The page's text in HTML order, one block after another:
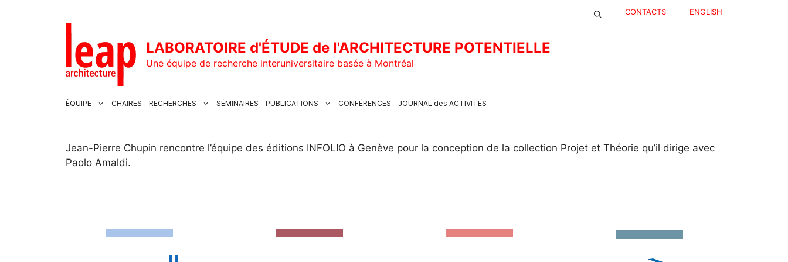
CONTACTS ENGLISH
LABORATOIRE d'ÉTUDE de l'ARCHITECTURE POTENTIELLE
Une équipe de recherche interuniversitaire basée à Montréal
ÉQUIPE CHAIRES RECHERCHES SÉMINAIRES PUBLICATIONS CONFÉRENCES JOURNAL des ACTIVITÉS
Jean-Pierre Chupin rencontre l’équipe des éditions INFOLIO à Genève pour la conception de la collection Projet et Théorie qu’il dirige avec
Paolo Amaldi.